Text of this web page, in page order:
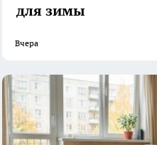
для зимы
Вчера